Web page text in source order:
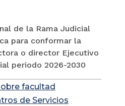
de la Rama Judicial
para conformar la
o director Ejecutivo
periodo 2026-2030
facultad
de Servicios